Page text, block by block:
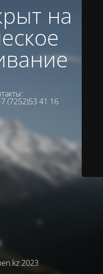
на
(7252)53 41 16
2023